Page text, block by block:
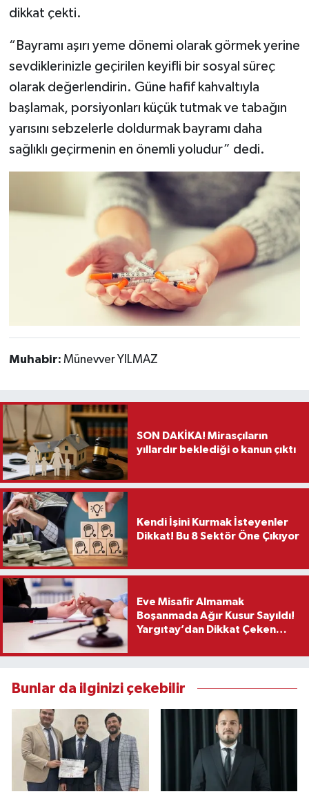
dikkat çekti.
“Bayramı aşırı yeme dönemi olarak görmek yerine
sevdiklerinizle geçirilen keyifli bir sosyal süreç
olarak değerlendirin. Güne hafif kahvaltıyla
başlamak, porsiyonları küçük tutmak ve tabağın
yarısını sebzelerle doldurmak bayramı daha
sağlıklı geçirmenin en önemli yoludur” dedi.
Muhabir: Münevver YILMAZ
SON DAKİKA! Mirasçıların
yıllardır beklediği o kanun çıktı
Kendi İşini Kurmak İsteyenler
Dikkat! Bu 8 Sektör Öne Çıkıyor
Eve Misafir Almamak
Boşanmada Ağır Kusur Sayıldı!
Yargıtay’dan Dikkat Çeken
Bunlar da ilginizi çekebilir